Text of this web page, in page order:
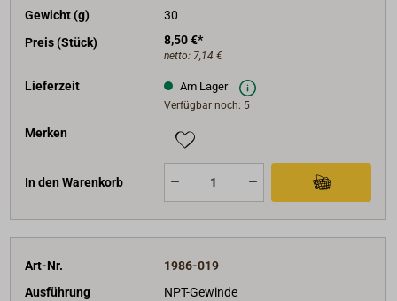
Gewicht (g)
30
Preis (Stück)
8,50 €*
netto: 7,14 €
Lieferzeit Am Lager
Verfügbar noch: 5
Merken
In den Warenkorb
Art-Nr.
1986-019
Ausführung
NPT-Gewinde